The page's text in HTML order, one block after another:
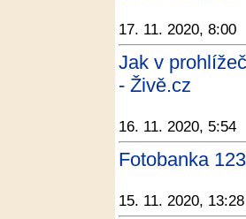
17. 11. 2020, 8:00
Jak v
- Živě.cz
16. 11. 2020, 5:54
Fotobanka
15. 11. 2020, 13:28